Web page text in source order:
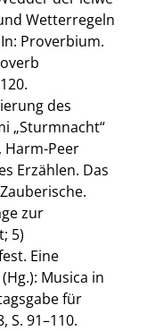
Wetterregeln
Proverbium.
des
„Sturmnacht“
Harm-Peer
Erzählen. Das
zur
5)
Eine
Musica in
für
S. 91–110.